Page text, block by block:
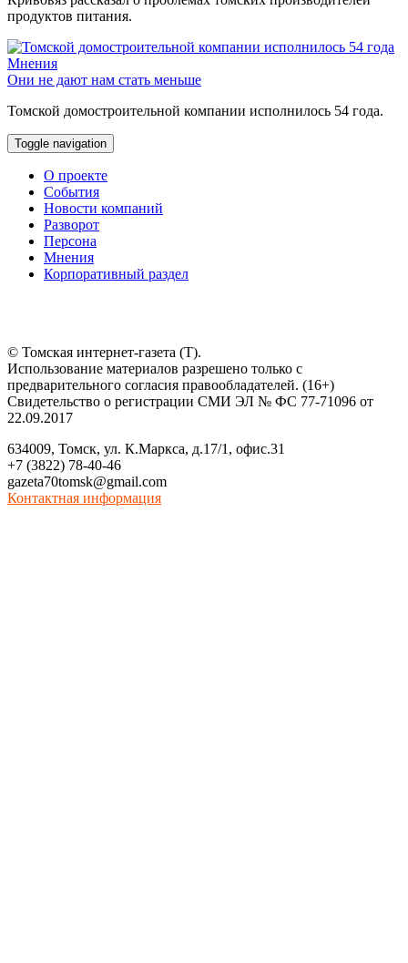
продуктов питания.
Мнения
Они не дают нам стать меньше
Томской домостроительной компании исполнилось 54 года.
Toggle navigation
О проекте
События
Новости компаний
Разворот
Персона
Мнения
Корпоративный раздел
© Томская интернет-газета (Т).
Использование материалов разрешено только с
предварительного согласия правообладателей. (16+)
Свидетельство о регистрации СМИ ЭЛ № ФС 77-71096 от
22.09.2017
634009, Томск, ул. К.Маркса, д.17/1, офис.31
+7 (3822) 78-40-46
gazeta70tomsk@gmail.com
Контактная информация